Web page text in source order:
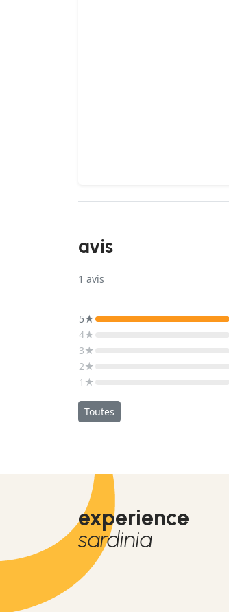
avis
1 avis
5★
4★
3★
2★
1★
Toutes
experience
sardinia